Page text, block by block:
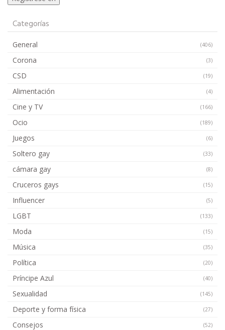
Categorías
General (406)
Corona (3)
CSD (19)
Alimentación (4)
Cine y TV (166)
Ocio (189)
Juegos (6)
Soltero gay (33)
cámara gay (8)
Cruceros gays (15)
Influencer (5)
LGBT (133)
Moda (15)
Música (35)
Política (20)
Príncipe Azul (40)
Sexualidad (145)
Deporte y forma física (27)
Consejos (52)